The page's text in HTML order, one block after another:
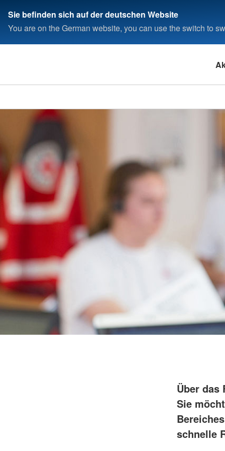
Sie befinden sich auf der deutschen Website
You are on the German website, you can use the switch to
Über das
Sie
schnelle